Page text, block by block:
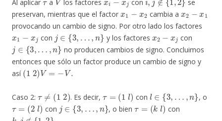
Al aplicar a los factores con
se
preservan, mientras que el factor
x1 −x2
cambia a
x 2−
provocando un cambio de signo. Por otro lado los factores
x1−xj
con
j∈{3,…,n}
y los factores
x2−xj
con
j∈ 3,… n}
no producen cambios de signo. Concluimos
entonces que sólo un factor produce un cambio de signo y
así
(12)V=−V .
Caso 2:
1 2
. Es decir,
l
con
l∈ 3,…
, o
τ=(2l)
con
j∈{ 3,…,n}
, o bien
τ=(kl)
con
k ∉{1,2 }.